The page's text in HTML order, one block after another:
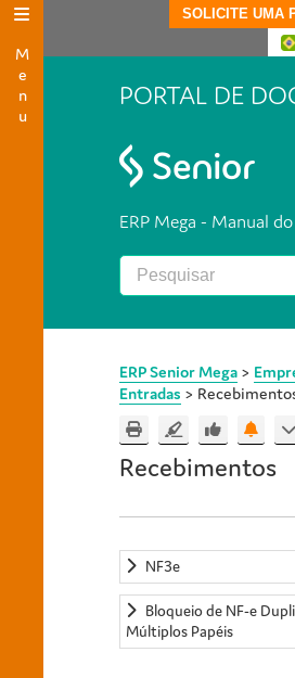
Menu
SOLICITE UMA
PORTAL DE
ERP Mega - Manual
ERP Senior Mega >
Entradas >
Recebimentos
NF3e
Bloqueio de NF-e
Múltiplos Papéis